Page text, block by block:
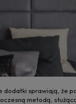
sprawiają, że
metodą,